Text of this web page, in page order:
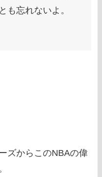
も忘れないよ。
ズからこのNBAの偉